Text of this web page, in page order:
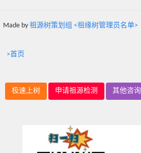
Made by 祖源树策划组 <祖缘树管理员名单>
>首页
极速上树 申请祖源检测 其他咨询